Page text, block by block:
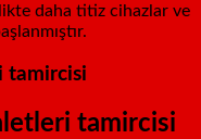
daha titiz cihazlar ve
tamircisi